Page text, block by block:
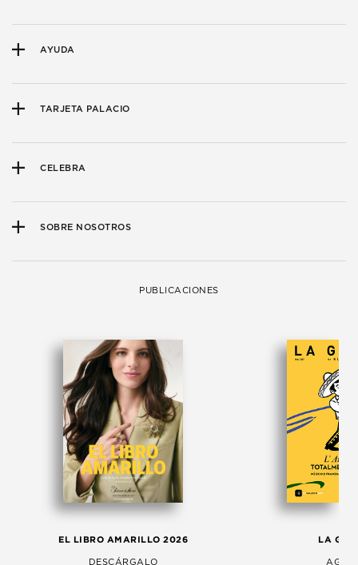
AYUDA
TARJETA PALACIO
CELEBRA
SOBRE NOSOTROS
PUBLICACIONES
EL LIBRO AMARILLO 2026
DESCÁRGALO
LA